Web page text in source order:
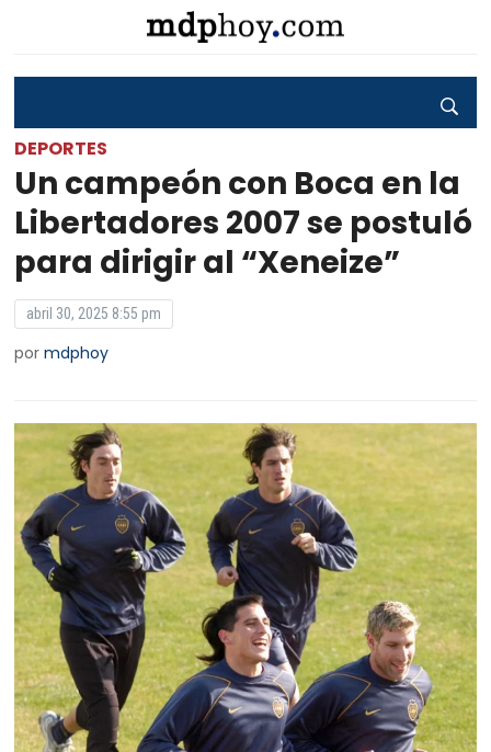
DEPORTES
Un campeón con Boca en la
Libertadores 2007 se postuló
para dirigir al “Xeneize”
abril 30, 2025 8:55 pm
pormdphoy